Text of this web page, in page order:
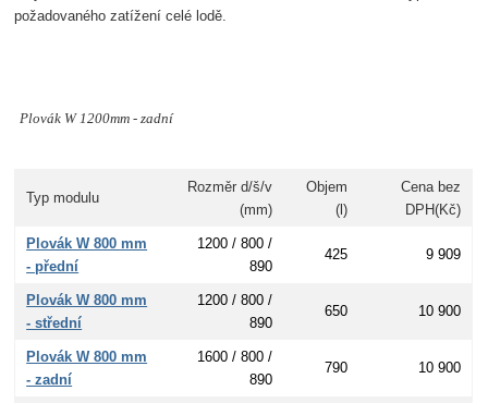
požadovaného zatížení celé lodě.
Plovák W 1200mm - zadní
Typ modulu
Rozměr d/š/v
(mm)
Objem
(l)
Cena bez
DPH(Kč)
Plovák W 800 mm
- přední
1200 / 800 /
890
425 9 909
Plovák W 800 mm
- střední
1200 / 800 /
890
650 10 900
Plovák W 800 mm
- zadní
1600 / 800 /
890
790 10 900